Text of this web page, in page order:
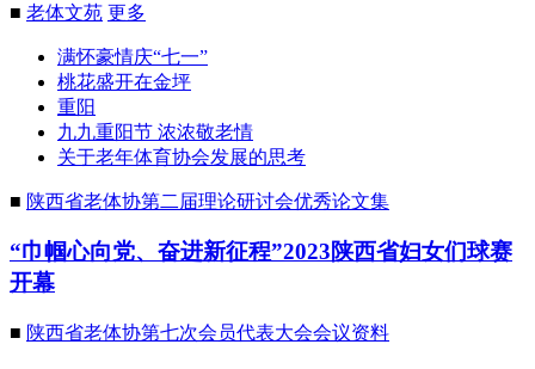
■ 老体文苑 更多
满怀豪情庆“七一”
桃花盛开在金坪
重阳
九九重阳节 浓浓敬老情
关于老年体育协会发展的思考
■ 陕西省老体协第二届理论研讨会优秀论文集
“巾帼心向党、奋进新征程”2023陕西省妇女们球赛
开幕
■ 陕西省老体协第七次会员代表大会会议资料